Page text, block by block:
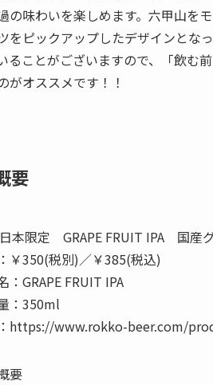
の味わいを楽しめます。六甲山を
をピックアップしたデザインとな
ることがございますので、「飲む
がオススメです！！
要
本限定 GRAPE FRUIT IPA 国産
￥350(税別)／￥385(税込)
：GRAPE FRUIT IPA
：350ml
https://www.rokko-beer.com/
要